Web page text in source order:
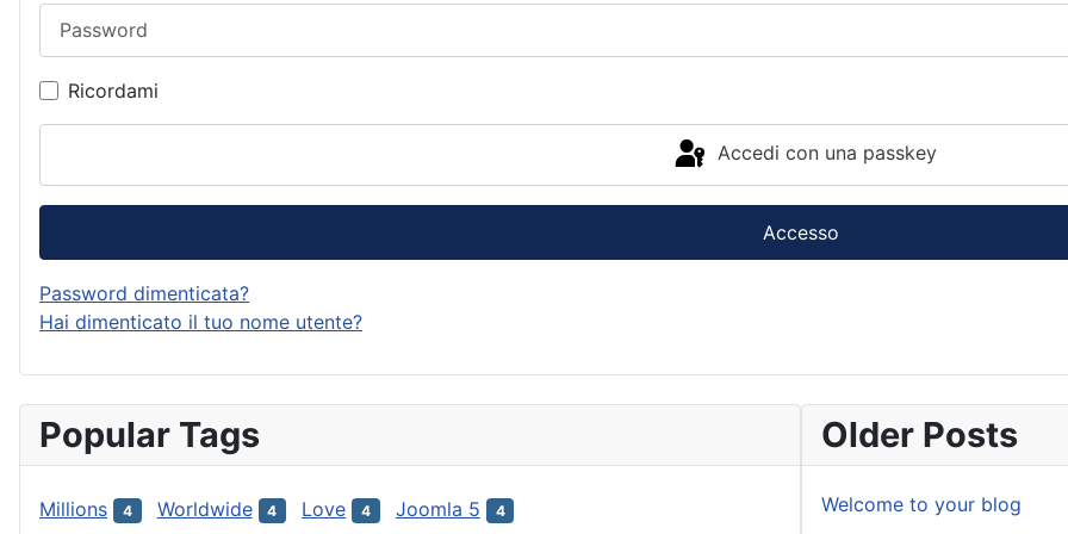
Ricordami
Accedi con una passkey
Accesso
Password dimenticata?
Hai dimenticato il tuo nome utente?
Popular Tags
Millions 4 Worldwide 4 Love 4 Joomla 5 4
Older Posts
Welcome to your blog